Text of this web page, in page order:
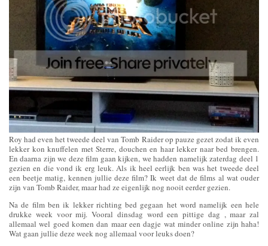
Roy had even het tweede deel van Tomb Raider op pauze gezet zodat ik even
lekker kon knuffelen met Sterre, douchen en haar lekker naar bed brengen.
En daarna zijn we deze film gaan kijken, we hadden namelijk zaterdag deel 1
gezien en die vond ik erg leuk. Als ik heel eerlijk ben was het tweede deel
een beetje matig, kennen jullie deze film? Ik weet dat de films al wat ouder
zijn van Tomb Raider, maar had ze eigenlijk nog nooit eerder gezien.
Na de film ben ik lekker richting bed gegaan het word namelijk een hele
drukke week voor mij. Vooral dinsdag word een pittige dag , maar zal
allemaal wel goed komen dan maar een dagje wat minder online zijn haha!
Wat gaan jullie deze week nog allemaal voor leuks doen?